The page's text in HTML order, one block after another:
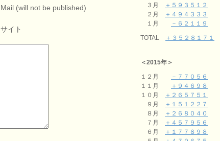
Mail (will not be published)
サイト
３月
＋５９３５１２
２月
＋４９４３３３
１月
－６２１１９
TOTAL
＋３５２８１７１
＜2015年＞
１２月
－７７０５６
１１月
＋９４６９８
１０月
＋２６５７５１
９月
＋１５１２２７
８月
＋２６８０４０
７月
＋４５７９５６
６月
＋１７７８９８